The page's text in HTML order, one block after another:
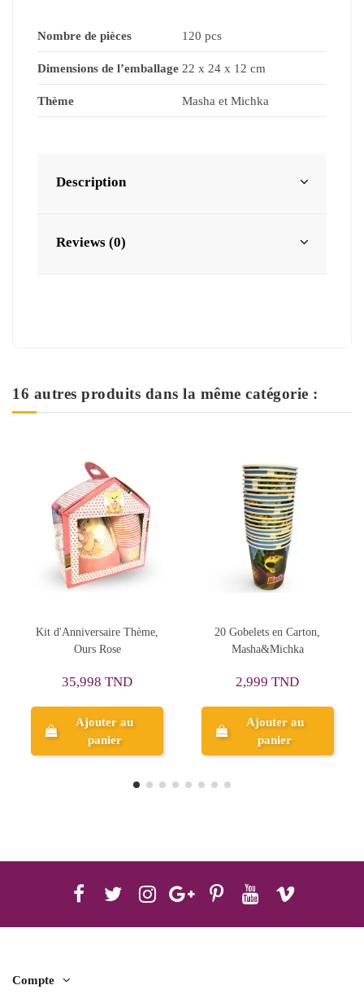
Nombre de pièces 120 pcs
Dimensions de l’emballage 22 x 24 x 12 cm
Thème Masha et Michka
Description
Reviews (0)
16 autres produits dans la même catégorie :
20 Gobelets en Carton,
Masha&Michka
2,999 TND
Ajouter au
panier
Kit d'Anniversaire Thème,
Hello Kitty
Ajouter au
panier
Compte